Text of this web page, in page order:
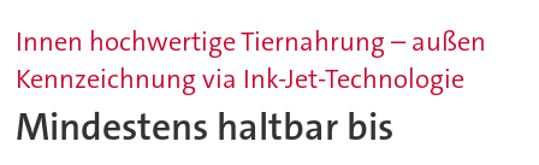
Innen hochwertige Tiernahrung – außen
Kennzeichnung via Ink-Jet-Technologie
Mindestens haltbar bis